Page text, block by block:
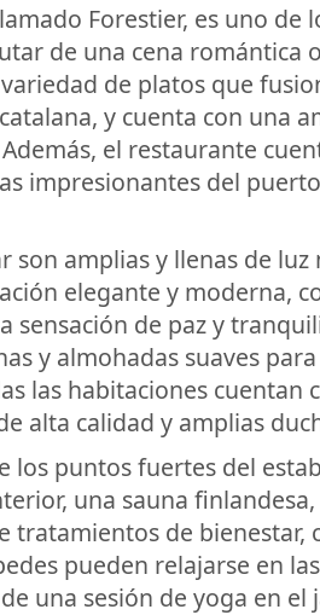
Forestier, es uno de
de una cena romántica
de platos que
y cuenta con una
el restaurante
impresionantes del
son amplias y llenas de luz
elegante y moderna,
sensación de paz y
y almohadas suaves
las habitaciones cuentan
alta calidad y amplias
los puntos fuertes del
una sauna
tratamientos de bienestar,
pueden relajarse en
una sesión de yoga en el